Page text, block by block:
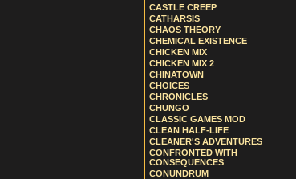
CASTLE CREEP
CATHARSIS
CHAOS THEORY
CHEMICAL EXISTENCE
CHICKEN MIX
CHICKEN MIX 2
CHINATOWN
CHOICES
CHRONICLES
CHUNGO
CLASSIC GAMES MOD
CLEAN HALF-LIFE
CLEANER'S ADVENTURES
CONFRONTED WITH
CONSEQUENCES
CONUNDRUM